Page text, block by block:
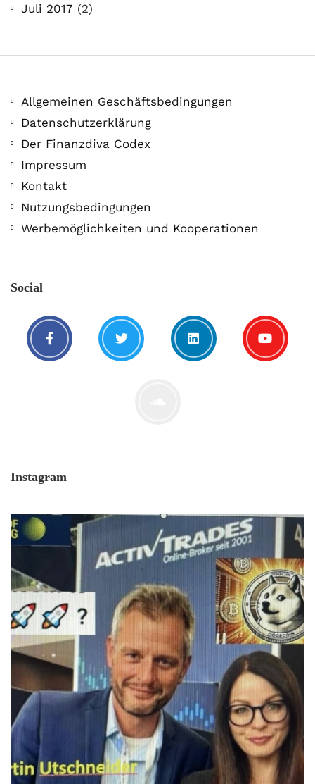
Juli 2017 (2)
Allgemeinen Geschäftsbedingungen
Datenschutzerklärung
Der Finanzdiva Codex
Impressum
Kontakt
Nutzungsbedingungen
Werbemöglichkeiten und Kooperationen
Social
Instagram